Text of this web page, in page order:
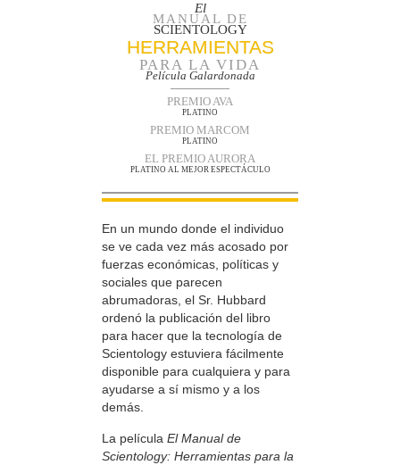
El
MANUAL DE
SCIENTOLOGY
HERRAMIENTAS
PARA LA VIDA
Película Galardonada
PREMIO AVA
PLATINO
PREMIO MARCOM
PLATINO
EL PREMIO AURORA
PLATINO AL MEJOR ESPECTÁCULO
En un mundo donde el individuo
se ve cada vez más acosado por
fuerzas económicas, políticas y
sociales que parecen
abrumadoras, el Sr. Hubbard
ordenó la publicación del libro
para hacer que la tecnología de
Scientology estuviera fácilmente
disponible para cualquiera y para
ayudarse a sí mismo y a los
demás.
La película El Manual de
Scientology: Herramientas para la